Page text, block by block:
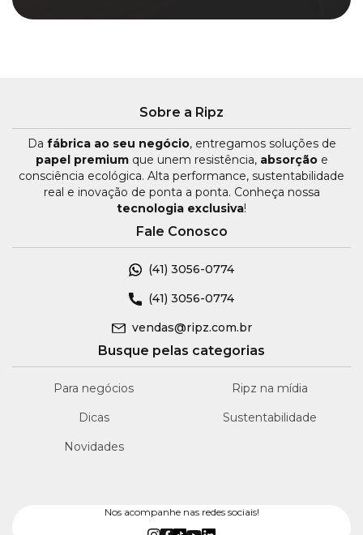
Sobre a Ripz
Da fábrica ao seu negócio, entregamos soluções de
papel premiumque unem resistência, absorçãoe
consciência ecológica. Alta performance, sustentabilidade
real e inovação de ponta a ponta. Conheça nossa
tecnologia exclusiva!
Fale Conosco
(41) 3056-0774
(41) 3056-0774
vendas@ripz.com.br
Busque pelas categorias
Para negócios
Dicas
Novidades
Ripz na mídia
Sustentabilidade
Nos acompanhe nas redes sociais!